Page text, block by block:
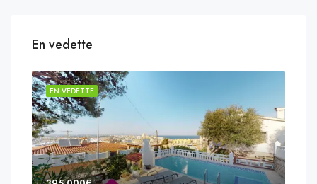
En vedette
EN VEDETTE